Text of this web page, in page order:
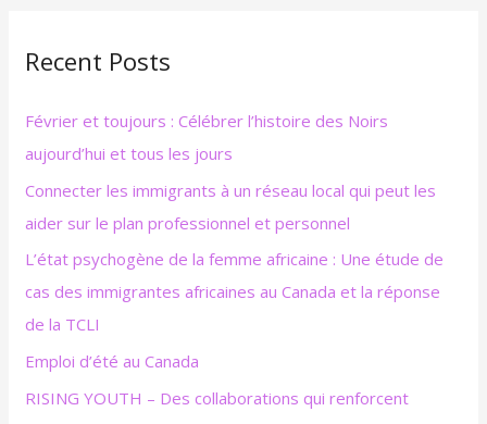
e
c
h
e
r
:
Recent Posts
Février et toujours : Célébrer l’histoire des Noirs
aujourd’hui et tous les jours
Connecter les immigrants à un réseau local qui peut les
aider sur le plan professionnel et personnel
L’état psychogène de la femme africaine : Une étude de
cas des immigrantes africaines au Canada et la réponse
de la TCLI
Emploi d’été au Canada
RISING YOUTH – Des collaborations qui renforcent